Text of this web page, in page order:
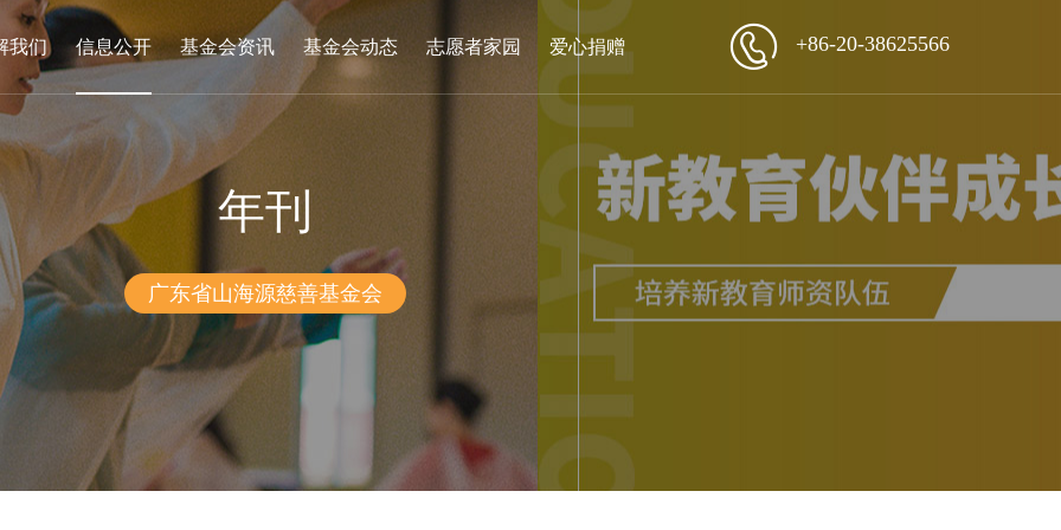
我们 信息公开 基金会资讯 基金会动态 志愿者家园 爱心捐赠 +86-20-38625566
年刊
广东省山海源慈善基金会